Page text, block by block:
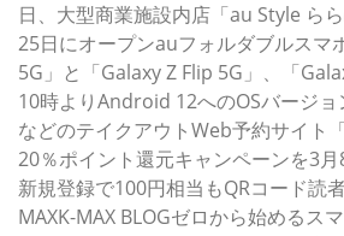
日、大型商業施設内店「au Style ら
25日にオープンauフォルダブルスマ
5G」と「Galaxy Z Flip 5G」、「
10時よりAndroid 12へのOSバージ
などのテイクアウトWeb予約サイト
20％ポイント還元キャンペーンを3月
新規登録で100円相当もQRコード読
MAXK-MAX BLOGゼロから始めるス